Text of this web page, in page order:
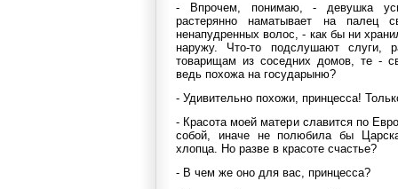
- Впрочем, понимаю, - девушка
растерянно наматывает на палец
ненапудренных волос, - как бы ни
наружу. Что-то подслушают слуги,
товарищам из соседних домов, те -
ведь похожа на государыню?
- Удивительно похожи, принцесса!
- Красота моей матери славится по
собой, иначе не полюбила бы
хлопца. Но разве в красоте счастье?
- В чем же оно для вас, принцесса?